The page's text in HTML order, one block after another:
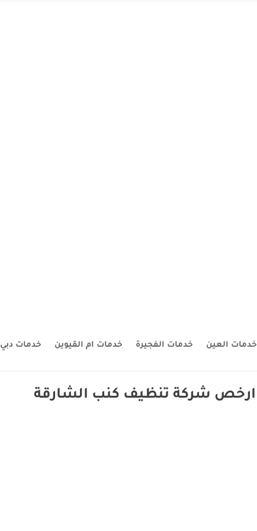
خدمات العين خدمات الفجيرة خدمات ام القيوين خدمات دبي
ارخص شركة تنظيف كنب الشارقة